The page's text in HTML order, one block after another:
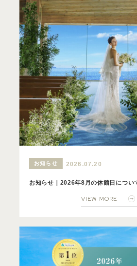
お知らせ 2026.07.20
お知らせ｜2026年8月の休館日につい
VIEW MORE